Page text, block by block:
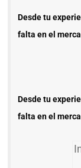
Desde tu
falta en el
Desde tu
falta en el